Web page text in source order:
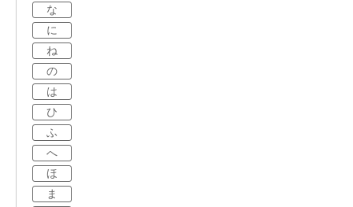
な
に
ね
の
は
ひ
ふ
へ
ほ
ま